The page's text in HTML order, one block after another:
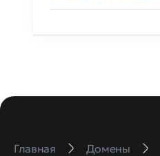
Главная Домены